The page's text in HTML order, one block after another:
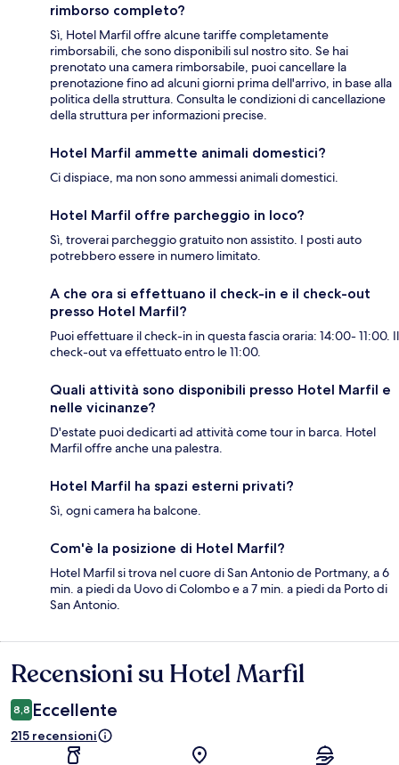
rimborso completo?
Sì, Hotel Marfil offre alcune tariffe completamente
rimborsabili, che sono disponibili sul nostro sito. Se hai
prenotato una camera rimborsabile, puoi cancellare la
prenotazione fino ad alcuni giorni prima dell'arrivo, in base alla
politica della struttura. Consulta le condizioni di cancellazione
della struttura per informazioni precise.
Hotel Marfil ammette animali domestici?
Ci dispiace, ma non sono ammessi animali domestici.
Hotel Marfil offre parcheggio in loco?
Sì, troverai parcheggio gratuito non assistito. I posti auto
potrebbero essere in numero limitato.
A che ora si effettuano il check-in e il check-out
presso Hotel Marfil?
Puoi effettuare il check-in in questa fascia oraria: 14:00- 11:00. Il
check-out va effettuato entro le 11:00.
Quali attività sono disponibili presso Hotel Marfil e
nelle vicinanze?
D'estate puoi dedicarti ad attività come tour in barca. Hotel
Marfil offre anche una palestra.
Hotel Marfil ha spazi esterni privati?
Sì, ogni camera ha balcone.
Com'è la posizione di Hotel Marfil?
Hotel Marfil si trova nel cuore di San Antonio de Portmany, a 6
min. a piedi da Uovo di Colombo e a 7 min. a piedi da Porto di
San Antonio.
Recensioni
Recensioni su Hotel Marfil
8,8 Eccellente
215 recensioni